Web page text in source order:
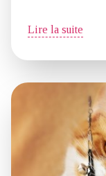
Lire la suite